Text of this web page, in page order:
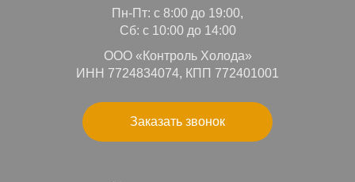
Пн-Пт: с 8:00 до 19:00,
Сб: с 10:00 до 14:00
ООО «Контроль Холода»
ИНН 7724834074, КПП 772401001
Заказать звонок